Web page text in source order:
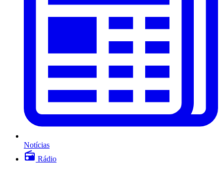
Notícias
Rádio